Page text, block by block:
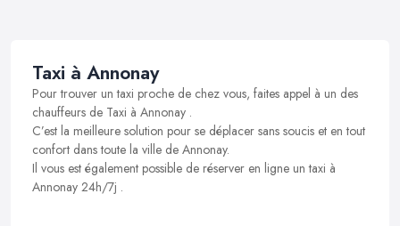
Taxi à Annonay
Pour trouver un taxi proche de chez vous, faites appel à un des
chauffeurs de Taxi à Annonay .
C’est la meilleure solution pour se déplacer sans soucis et en tout
confort dans toute la ville de Annonay.
Il vous est également possible de réserver en ligne un taxi à
Annonay 24h/7j .